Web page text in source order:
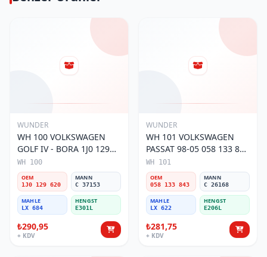
WUNDER
WH 100 VOLKSWAGEN
GOLF IV - BORA 1J0 129
620 Hava Filtresi
WH 100
OEM
1J0 129 620
MANN
C 37153
MAHLE
LX 684
HENGST
E301L
₺290,95
+ KDV
WUNDER
WH 101 VOLKSWAGEN
PASSAT 98-05 058 133 843
Hava Filtresi
WH 101
OEM
058 133 843
MANN
C 26168
MAHLE
LX 622
HENGST
E206L
₺281,75
+ KDV